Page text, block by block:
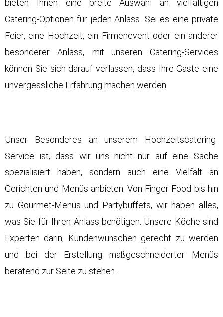
bieten Ihnen eine breite Auswahl an vielfältigen
Catering-Optionen für jeden Anlass. Sei es eine private
Feier, eine Hochzeit, ein Firmenevent oder ein anderer
besonderer Anlass, mit unseren Catering-Services
können Sie sich darauf verlassen, dass Ihre Gäste eine
unvergessliche Erfahrung machen werden.
Unser Besonderes an unserem Hochzeitscatering-
Service ist, dass wir uns nicht nur auf eine Sache
spezialisiert haben, sondern auch eine Vielfalt an
Gerichten und Menüs anbieten. Von Finger-Food bis hin
zu Gourmet-Menüs und Partybuffets, wir haben alles,
was Sie für Ihren Anlass benötigen. Unsere Köche sind
Experten darin, Kundenwünschen gerecht zu werden
und bei der Erstellung maßgeschneiderter Menüs
beratend zur Seite zu stehen.